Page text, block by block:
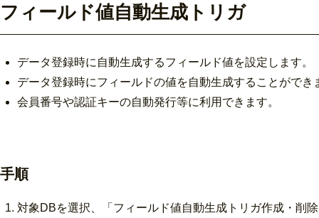
フィールド値自動生成トリガ
データ登録時に自動生成するフィールド値を設定します。
データ登録時にフィールドの値を自動生成することができ
会員番号や認証キーの自動発行等に利用できます。
手順
対象DBを選択、「フィールド値自動生成トリガ作成・削